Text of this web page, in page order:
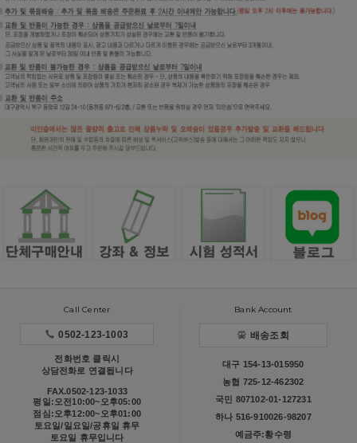
Call Center
0502-123-1003
전화번호 클릭시
상담전화로 연결됩니다
FAX.0502-123-1033
평일:오전10:00~오후05:00
점심:오후12:00~오후01:00
토요일/일요일/공휴일 휴무
토요일 휴무입니다
Bank Account
배송조회
대구 154-13-015950
농협 725-12-462302
국민 807102-01-127231
하나 516-910026-98207
예금주:황수령